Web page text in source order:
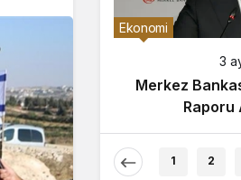
Gece
Gece
Sistem
Sistem
Ekonomi
3
Merkez
Raporu
1 2